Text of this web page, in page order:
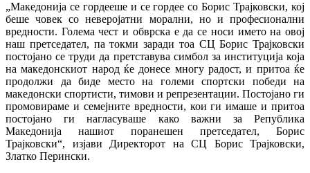
„Македонија се гордееше и се гордее со Борис Трајковски, кој
беше човек со неверојатни морални, но и професионални
вредности. Голема чест и обврска е да се носи името на овој
наш претседател, па токми заради тоа СЦ Борис Трајковски
постојано се труди да претставува симбол за институција која
на македонскиот народ ќе донесе многу радост, и притоа ќе
продолжи да биде место на големи спортски победи на
македонски спортисти, тимови и репрезентации. Постојано ги
промовираме и семејните вредности, кои ги имаше и притоа
постојано ги нагласуваше како важни за Република
Македонија нашиот поранешен претседател, Борис
Трајковски“, изјави Директорот на СЦ Борис Трајковски,
Златко Перински.